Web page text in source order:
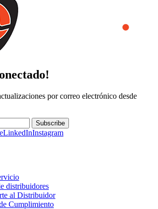
por correo electrónico desde
Subscribe
LinkedInInstagram
distribuidores
al Distribuidor
Cumplimiento